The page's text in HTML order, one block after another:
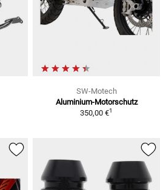
SW-Motech
Aluminium-Motorschutz
350,00 €1